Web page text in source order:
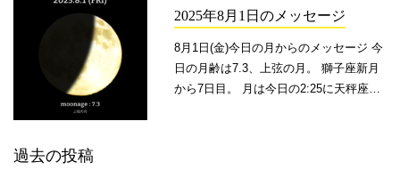
括る、特別な星座で迎える満月。
2025年8月1日のメッセージ
8月1日(金)今日の月からのメッセージ 今
日の月齢は7.3、上弦の月。 獅子座新月
から7日目。 月は今日の2:25に天秤座か
投
過去の投稿